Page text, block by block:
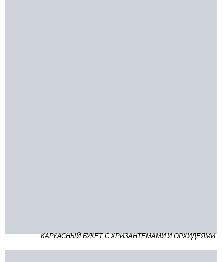
КАРКАСНЫЙ БУКЕТ С ХРИЗАНТЕМАМИ И ОРХИДЕЯМИ.